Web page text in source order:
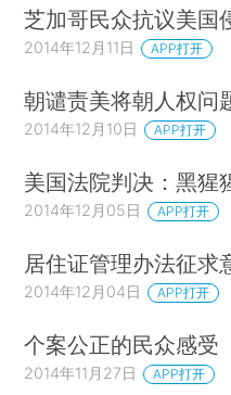
芝加哥民众抗议美国
2014年12月11日 APP打开
朝谴责美将朝人权问
2014年12月10日 APP打开
美国法院判决：黑猩
2014年12月05日 APP打开
居住证管理办法征求
2014年12月04日 APP打开
个案公正的民众感受
2014年11月27日 APP打开